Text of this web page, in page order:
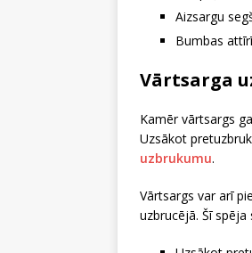
Aizsargu
Bumbas
Vārtsarga
Kamēr vārtsargs
Uzsākot
uzbrukumu.
Vārtsargs var arī
uzbrucējā. Šī